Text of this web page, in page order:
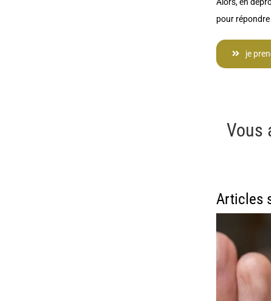
pour
je
Vous
Articles